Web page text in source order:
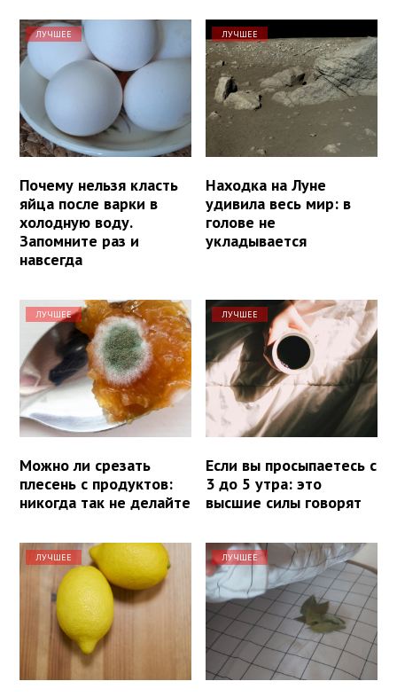
ЛУЧШЕЕ
Почему нельзя класть
яйца после варки в
холодную воду.
Запомните раз и
навсегда
ЛУЧШЕЕ
Находка на Луне
удивила весь мир: в
голове не
укладывается
ЛУЧШЕЕ
Можно ли срезать
плесень с продуктов:
никогда так не делайте
ЛУЧШЕЕ
Если вы просыпаетесь с
3 до 5 утра: это
высшие силы говорят
ЛУЧШЕЕ ЛУЧШЕЕ